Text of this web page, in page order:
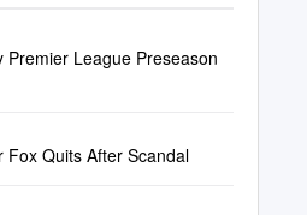
Premier League Preseason
Fox Quits After Scandal